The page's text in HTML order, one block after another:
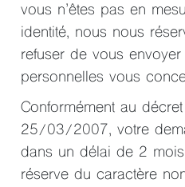
vous n’êtes pas en
identité, nous nous
refuser de vous
personnelles vous
Conformément au
25/03/2007, votre
dans un délai de 2
réserve du caractère